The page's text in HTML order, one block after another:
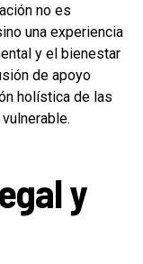
no es
una experiencia
y el bienestar
de apoyo
holística de las
y